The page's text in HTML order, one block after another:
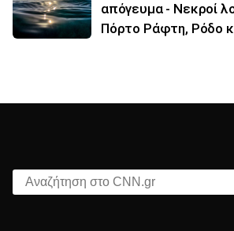
απόγευμα - Νεκροί
Πόρτο Ράφτη, Ρόδο
Αναζήτηση στο CNN.gr